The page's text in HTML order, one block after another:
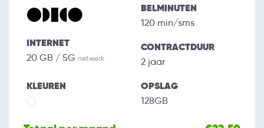
INTERNET
20 GB / 5G netwerk
BELMINUTEN
120 min/sms
CONTRACTDUUR
2 jaar
KLEUREN OPSLAG
128GB